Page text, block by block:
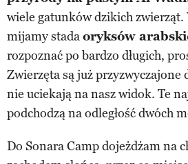
wiele gatunków dzikich zwierząt.
mijamy stadaoryksów
rozpoznać po bardzo długich,
Zwierzęta są już przyzwyczajone
nie uciekają na nasz widok. Te
podchodzą na odległość dwóch
Do Sonara Camp dojeżdżam na